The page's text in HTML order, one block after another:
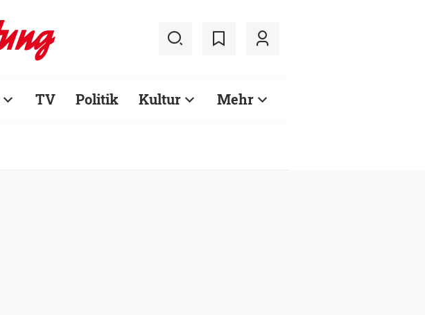
TV Politik Kultur Mehr